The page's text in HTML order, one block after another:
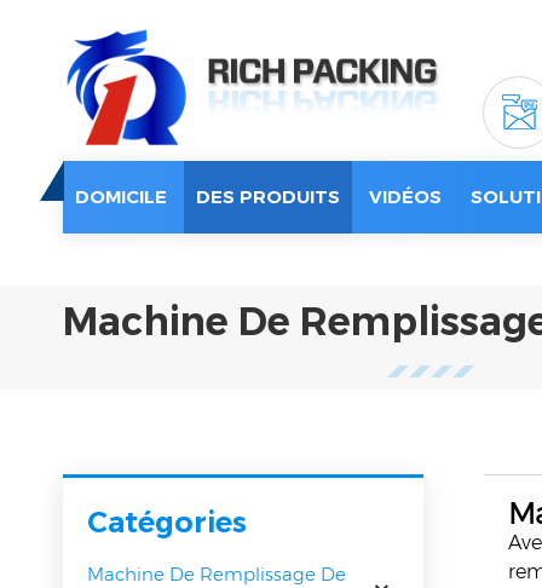
DOMICILE DES PRODUITS VIDÉOS
Machine De
Catégories
Machine De Remplissage De